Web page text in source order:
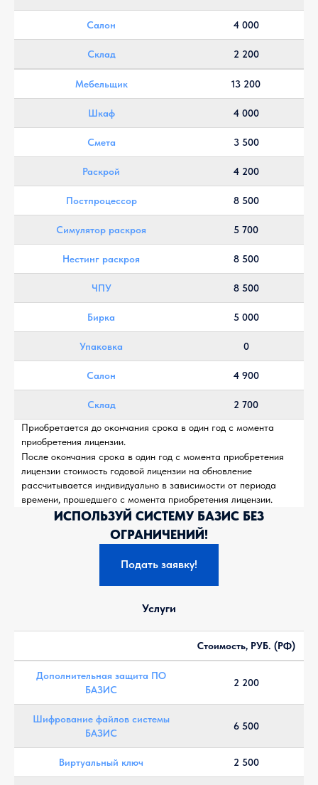
Салон 4 000
Склад 2 200
Мебельщик 13 200
Шкаф 4 000
Смета 3 500
Раскрой 4 200
Постпроцессор 8 500
Симулятор раскроя 5 700
Нестинг раскроя 8 500
ЧПУ 8 500
Бирка 5 000
Упаковка 0
Салон 4 900
Склад
2 700
Приобретается до окончания срока в один год с момента
приобретения лицензии.
После окончания срока в один год с момента приобретения
лицензии стоимость годовой лицензии на обновление
рассчитывается индивидуально в зависимости от периода
времени, прошедшего с момента приобретения лицензии.
ИСПОЛЬЗУЙ СИСТЕМУ БАЗИС БЕЗ
ОГРАНИЧЕНИЙ!
Подать заявку!
Услуги
Стоимость, РУБ. (РФ)
Дополнительная защита ПО
БАЗИС
2 200
Шифрование файлов системы
БАЗИС
6 500
Виртуальный ключ 2 500